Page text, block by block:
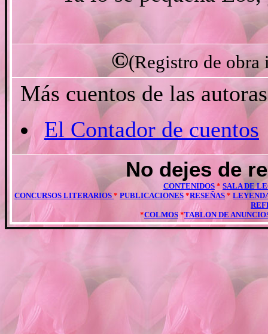
©(Registro de
Más cuentos de las
El Contador de cuentos
No dejes de
CONTENIDOS * SALA DE
CONCURSOS LITERARIOS * PUBLICACIONES *RESEÑAS *
*COLMOS *TABLON DE